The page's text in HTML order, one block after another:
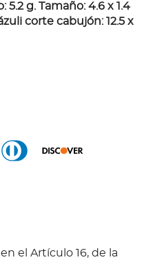
5.2 g. Tamaño: 4.6 x 1.4
corte cabujón: 12.5 x
el Artículo 16, de la